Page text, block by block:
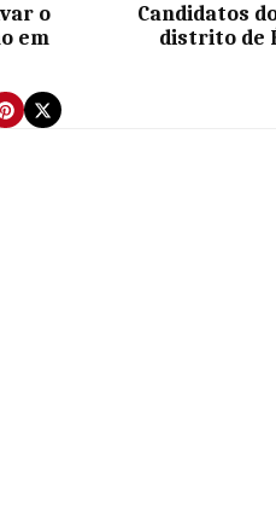
o
em
Candidatos
distrito de